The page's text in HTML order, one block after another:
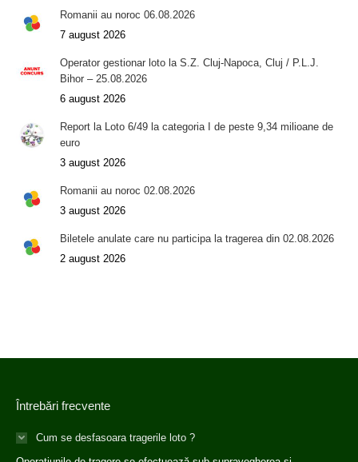
Romanii au noroc 06.08.2026
7 august 2026
Operator gestionar loto la S.Z. Cluj-Napoca, Cluj / P.L.J.
Bihor – 25.08.2026
6 august 2026
Report la Loto 6/49 la categoria I de peste 9,34 milioane de
euro
3 august 2026
Romanii au noroc 02.08.2026
3 august 2026
Biletele anulate care nu participa la tragerea din 02.08.2026
2 august 2026
Întrebări frecvente
Cum se desfasoara tragerile loto ?